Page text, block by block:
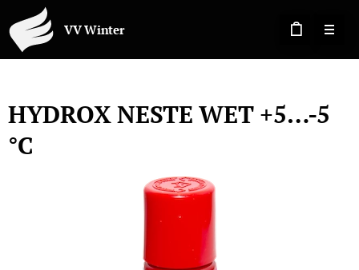
VV Winter
HYDROX NESTE WET +5…-5
°C